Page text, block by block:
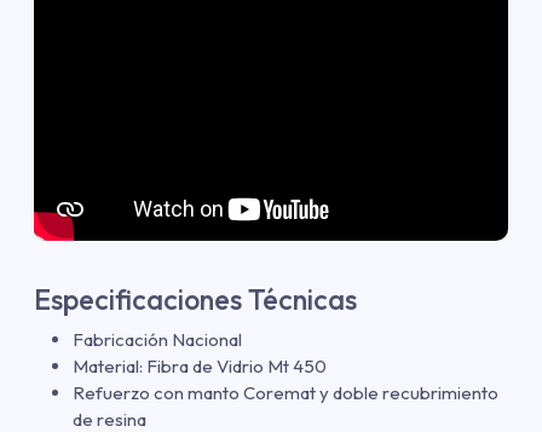
Especificaciones Técnicas
Fabricación Nacional
Material: Fibra de Vidrio Mt 450
Refuerzo con manto Coremat y doble recubrimiento
de resina